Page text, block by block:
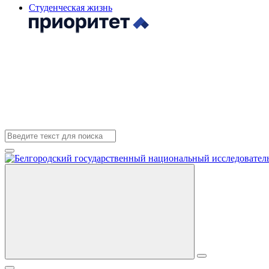
Студенческая жизнь